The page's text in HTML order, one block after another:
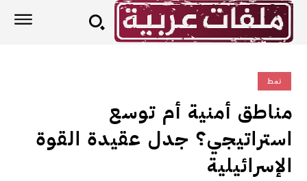
نمط
مناطق أمنية أم توسع
استراتيجي؟ جدل عقيدة القوة
الإسرائيلية